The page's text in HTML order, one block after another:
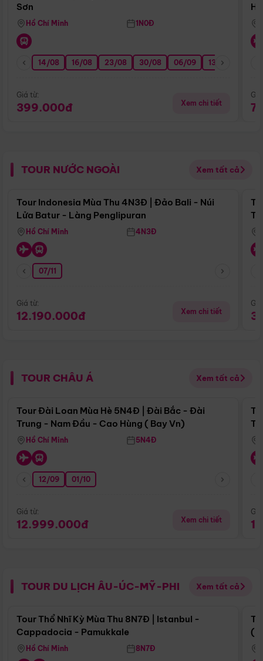
Sơn
Hồ Chí Minh 1N0Đ
14/08 16/08 23/08 30/08 06/09 13/09
Giá từ:
399.000đ Xem chi tiết
TOUR NƯỚC NGOÀI Xem tất cả
Điểm nổi bật
Tour Indonesia Mùa Thu 4N3Đ | Đảo Bali - Núi
Lửa Batur - Làng Penglipuran
Hồ Chí Minh 4N3Đ
07/11
Giá từ:
12.190.000đ Xem chi tiết
TOUR CHÂU Á Xem tất cả
Điểm nổi bật
Tour Đài Loan Mùa Hè 5N4Đ | Đài Bắc - Đài
Trung - Nam Đầu - Cao Hùng ( Bay Vn)
Hồ Chí Minh 5N4Đ
12/09 01/10
Giá từ:
12.999.000đ Xem chi tiết
TOUR DU LỊCH ÂU-ÚC-MỸ-PHI Xem tất cả
Điểm nổi bật
Tour Thổ Nhĩ Kỳ Mùa Thu 8N7Đ | Istanbul -
Cappadocia - Pamukkale
Hồ Chí Minh 8N7Đ